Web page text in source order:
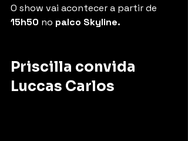
O show vai acontecer a partir de
15h50 no palco Skyline.
Priscilla convida
Luccas Carlos